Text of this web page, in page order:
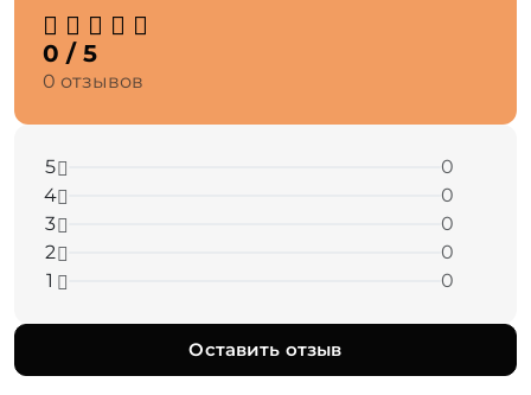
0 / 5
0 отзывов
5
0
4
0
3
0
2
0
1
0
Оставить отзыв